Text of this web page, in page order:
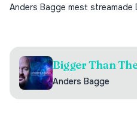
Anders Bagge mest streamade
Bigger Than
Anders Bagge